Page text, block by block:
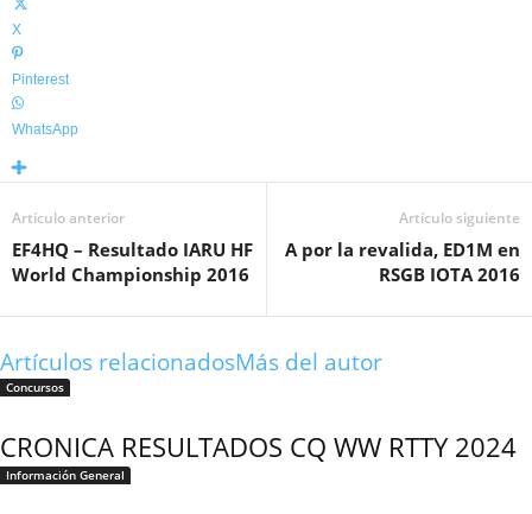
X
Pinterest
WhatsApp
Artículo anterior
EF4HQ – Resultado IARU HF
World Championship 2016
Artículo siguiente
A por la revalida, ED1M en
RSGB IOTA 2016
Artículos relacionadosMás del autor
Concursos
CRONICA RESULTADOS CQ WW RTTY 2024
Información General